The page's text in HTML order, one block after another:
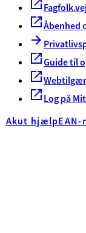
Åbenhed
Guide til
Log på
Akut hjælpEAN-